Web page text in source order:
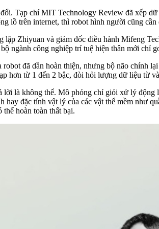
Tạp chí MIT Technology Review đã xếp
lồ trên internet, thì robot hình người cũng
Zhiyuan và giám đốc điều hành Mifeng
ngành công nghiệp trí tuệ hiện thân mới chỉ
đã dần hoàn thiện, nhưng bộ não chính
hơn từ 1 đến 2 bậc, đòi hỏi lượng dữ liệu từ
là không thể. Mô phỏng chỉ giỏi xử lý
đặc tính vật lý của các vật thể mềm như
hoàn toàn thất bại.